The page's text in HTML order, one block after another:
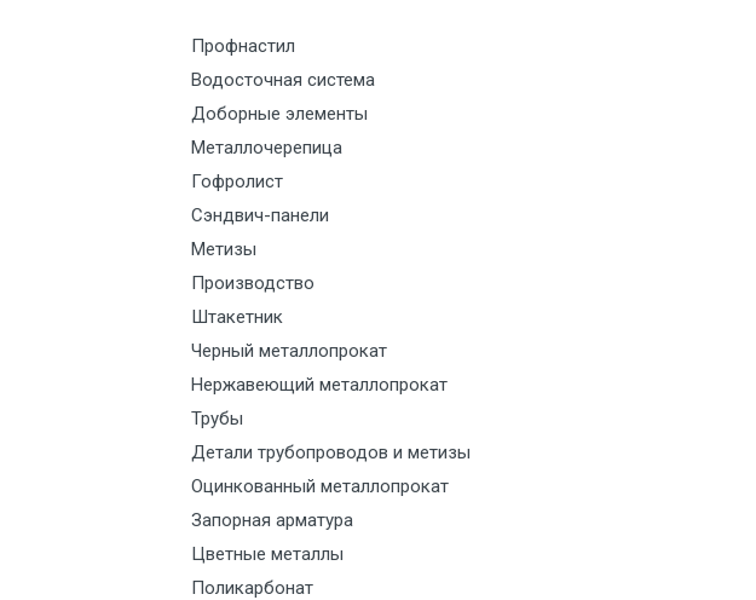
Профнастил
Водосточная система
Доборные элементы
Металлочерепица
Гофролист
Сэндвич-панели
Метизы
Производство
Штакетник
Черный металлопрокат
Нержавеющий металлопрокат
Трубы
Детали трубопроводов и метизы
Оцинкованный металлопрокат
Запорная арматура
Цветные металлы
Поликарбонат